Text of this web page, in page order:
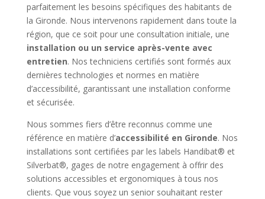
parfaitement les besoins spécifiques des habitants de
la Gironde. Nous intervenons rapidement dans toute la
région, que ce soit pour une consultation initiale, une
installation ou un service après-vente avec
entretien. Nos techniciens certifiés sont formés aux
dernières technologies et normes en matière
d’accessibilité, garantissant une installation conforme
et sécurisée.
Nous sommes fiers d’être reconnus comme une
référence en matière d’accessibilité en Gironde. Nos
installations sont certifiées par les labels Handibat® et
Silverbat®, gages de notre engagement à offrir des
solutions accessibles et ergonomiques à tous nos
clients. Que vous soyez un senior souhaitant rester